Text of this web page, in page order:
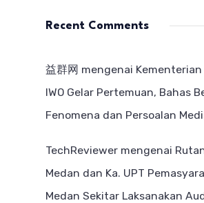
Recent Comments
益群网 mengenai
IWO Gelar Pertemuan, Bahas
Fenomena dan Persoalan
TechReviewer mengenai
Medan dan Ka. UPT
Medan Sekitar Laksanakan